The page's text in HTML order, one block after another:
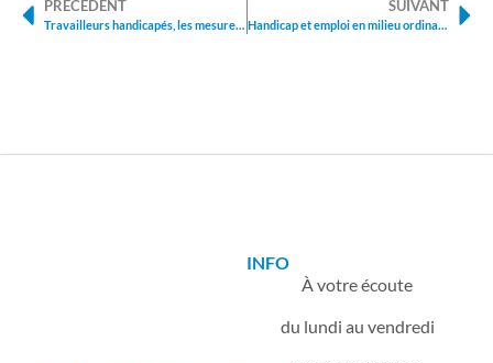
PRÉCÉDENT
Travailleurs handicapés, les mesures prévues pour améliorer leur accès à l’emploi
SUIVANT
Handicap et emploi en milieu ordinaire une nouvelle orientation avec France Travail
INFO
À votre écoute
du lundi au vendredi